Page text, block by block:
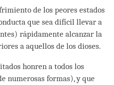
de los peores estados
que sea difícil llevar a
rápidamente alcanzar la
a aquellos de los dioses.
honren a todos los
numerosas formas), y que